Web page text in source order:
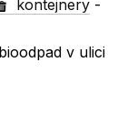
kontejnery -
v ulici